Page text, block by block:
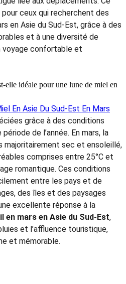
ceux qui recherchent des
en Asie du Sud-Est, grâce à des
et à une diversité de
voyage confortable et
elle idéale pour une lune de miel en
En Asie Du Sud-Est En Mars
grâce à des conditions
de l’année. En mars, la
majoritairement sec et ensoleillé,
comprises entre 25°C et
romantique. Ces conditions
entre les pays et de
des îles et des paysages
excellente réponse à la
en mars en Asie du Sud-Est,
et l’affluence touristique,
et mémorable.